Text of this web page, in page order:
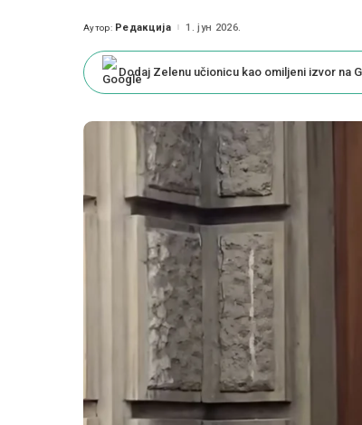
Posted
Аутор: Редакција 1. јун 2026.
Dodaj Zelenu učionicu kao omiljeni izvor na